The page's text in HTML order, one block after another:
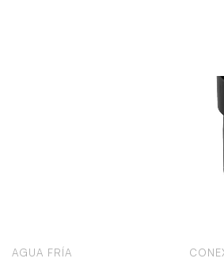
AGUA FRÍA